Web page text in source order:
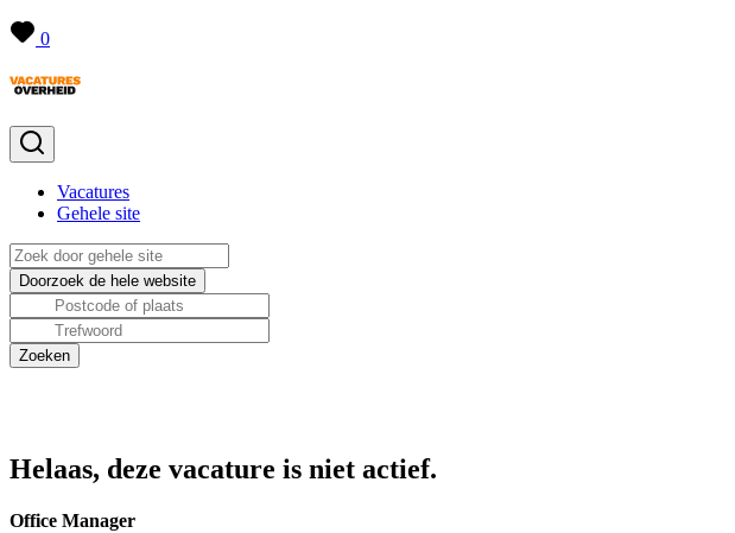
0
Vacatures
Gehele site
Helaas, deze vacature is niet actief.
Office Manager